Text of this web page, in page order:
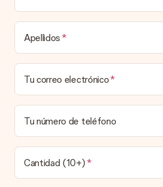
Tiempo de entrega, opciones
costos de envío.
¿Puedo elegir una fecha de entrega?
Elegir la fecha exacta de entrega no
personalizado y completado tu
confirmación con las fechas
que el pedido haya sido enviado, será
transportes la encargada de entregar
¿Cuál es el tiempo de entrega y
obsequio?
El tiempo de entrega se puede
producto del regalo.
Apellidos
Tu correo electrónico
Tu número de teléfono
Cantidad (10+)